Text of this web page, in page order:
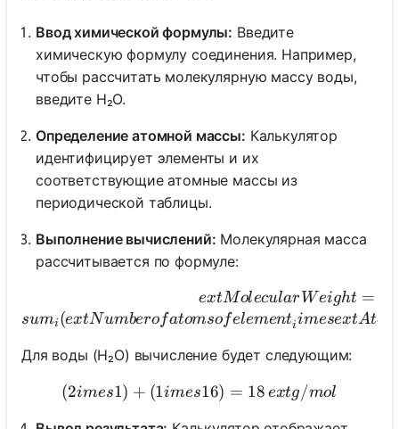
Ввод химической формулы: Введите
химическую формулу соединения. Например,
чтобы рассчитать молекулярную массу воды,
введите H₂O.
Определение атомной массы: Калькулятор
идентифицирует элементы и их
соответствующие атомные массы из
периодической таблицы.
Выполнение вычислений: Молекулярная масса
рассчитывается по формуле:
ext{Molecular
extMolecular Weight =
sumi (extNumberofatomsofelementiimesextAto
Для воды (H₂O) вычисление будет следующим:
(2 imes 1) + (1 imes 16)
(2imes1) + (1imes16) = 18 extg/mol